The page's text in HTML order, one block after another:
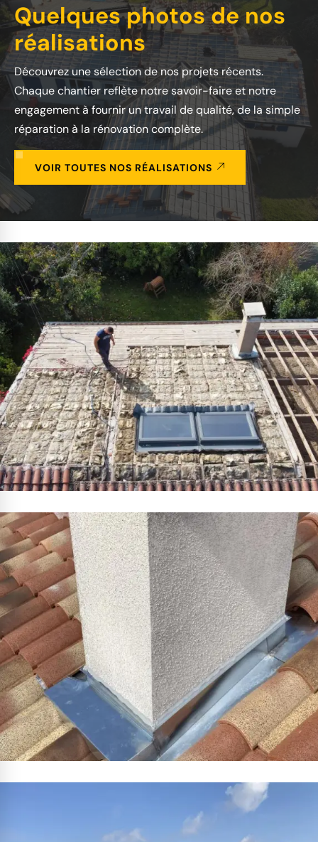
Quelques photos de nos
réalisations
Découvrez une sélection de nos projets récents.
Chaque chantier reflète notre savoir-faire et notre
engagement à fournir un travail de qualité, de la simple
réparation à la rénovation complète.
VOIR TOUTES NOS RÉALISATIONS